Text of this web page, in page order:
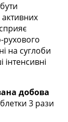
на суглоби
добова
3 рази